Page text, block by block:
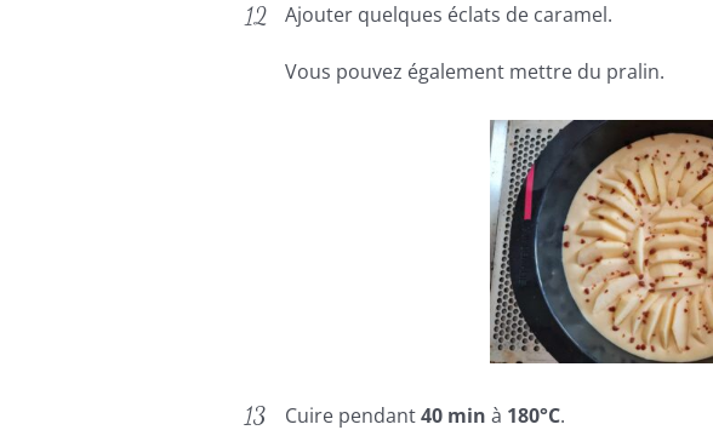
Ajouter quelques éclats de caramel.
Vous pouvez également mettre du pralin.
Cuire pendant40 min à 180°C.